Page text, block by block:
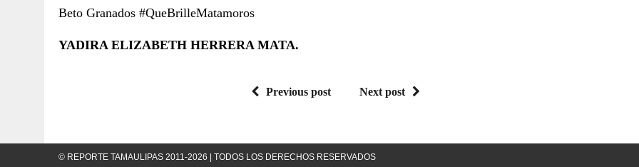
Beto Granados #QueBrilleMatamoros
YADIRA ELIZABETH HERRERA MATA.
Previous post Next post
© REPORTE TAMAULIPAS 2011-2026 | TODOS LOS DERECHOS RESERVADOS